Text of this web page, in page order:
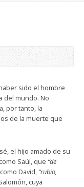
sido el hombre
del mundo. No
por tanto, la
de la muerte que
el hijo amado de su
Saúl, que “de
David, “rubio,
cuya